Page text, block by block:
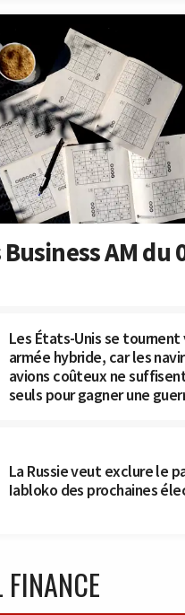
AM du
Les États-Unis se tournent
armée hybride, car les
avions coûteux ne
seuls pour gagner une
La Russie veut exclure le
Iabloko des prochaines
FINANCE